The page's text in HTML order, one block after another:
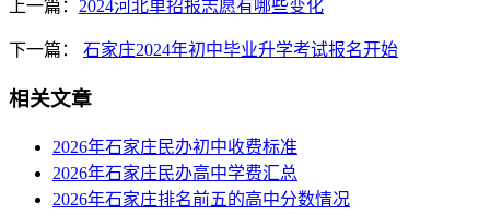
上一篇： 2024河北单招报志愿有哪些变化
下一篇： 石家庄2024年初中毕业升学考试报名开始
相关文章
2026年石家庄民办初中收费标准
2026年石家庄民办高中学费汇总
2026年石家庄排名前五的高中分数情况